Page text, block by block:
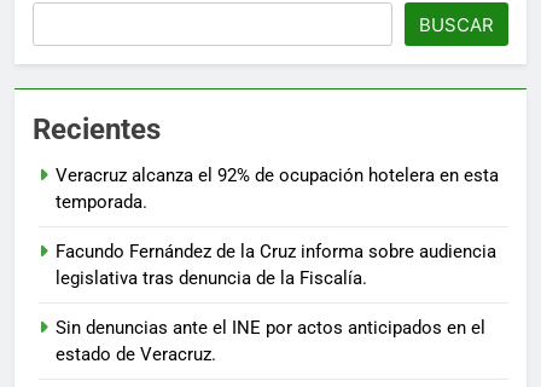
BUSCAR
Recientes
Veracruz alcanza el 92% de ocupación hotelera en esta
temporada.
Facundo Fernández de la Cruz informa sobre audiencia
legislativa tras denuncia de la Fiscalía.
Sin denuncias ante el INE por actos anticipados en el
estado de Veracruz.